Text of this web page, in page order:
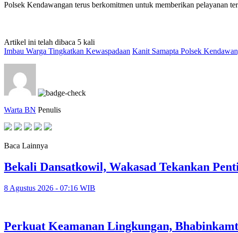
Polsek Kendawangan terus berkomitmen untuk memberikan pelayanan
Artikel ini telah dibaca 5 kali
Imbau Warga Tingkatkan Kewaspadaan Kanit Samapta Polsek
Warta BN Penulis
Baca Lainnya
Bekali Dansatkowil, Wakasad Tekankan
8 Agustus 2026 - 07:16 WIB
Perkuat Keamanan Lingkungan,